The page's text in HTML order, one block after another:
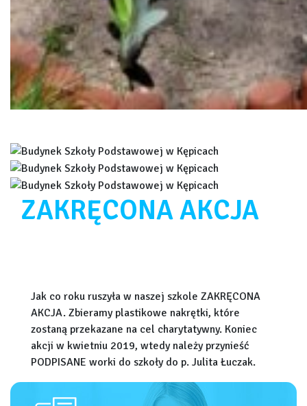
ZAKRĘCONA AKCJA
Jak co roku ruszyła w naszej szkole ZAKRĘCONA
AKCJA. Zbieramy plastikowe nakrętki, które
zostaną przekazane na cel charytatywny. Koniec
akcji w kwietniu 2019, wtedy należy przynieść
PODPISANE worki do szkoły do p. Julita Łuczak.